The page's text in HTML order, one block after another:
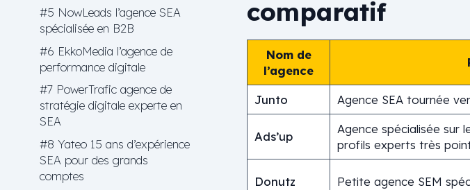
#5 NowLeads l’agence SEA
spécialisée en B2B
#6 EkkoMedia l’agence de
performance digitale
#7 PowerTrafic agence de
stratégie digitale experte en
SEA
#8 Yateo 15 ans d’expérience
SEA pour des grands
comptes
comparatif
Nom de
l’agence
Junto Agence SEA tournée
Ads’up
Agence spécialisée sur
profils experts très
Donutz Petite agence SEM